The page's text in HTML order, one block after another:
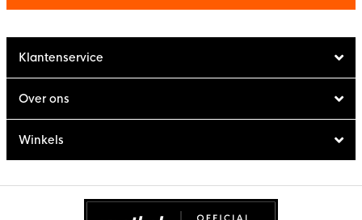
Klantenservice
Over ons
Winkels